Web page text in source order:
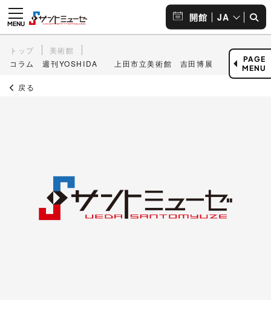
開館 JA
トップ
美術館
コラム 週刊YOSHIDA 上田市立美術館 吉田博展
戻る
PAGE
MENU